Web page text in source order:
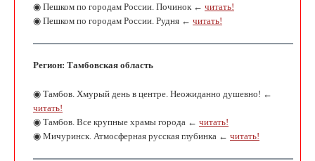
◉ Пешком по городам России. Починок ← читать!
◉ Пешком по городам России. Рудня ← читать!
Регион: Тамбовская область
◉ Тамбов. Хмурый день в центре. Неожиданно душевно! ←
читать!
◉ Тамбов. Все крупные храмы города ← читать!
◉ Мичуринск. Атмосферная русская глубинка ← читать!